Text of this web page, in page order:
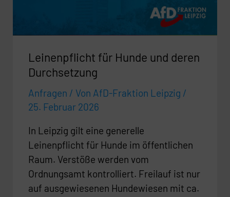
Leinenpflicht für Hunde und deren
Durchsetzung
Anfragen / Von AfD-Fraktion Leipzig /
25. Februar 2026
In Leipzig gilt eine generelle
Leinenpflicht für Hunde im öffentlichen
Raum. Verstöße werden vom
Ordnungsamt kontrolliert. Freilauf ist nur
auf ausgewiesenen Hundewiesen mit ca.